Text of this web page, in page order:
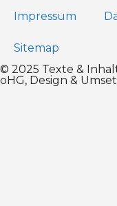
Impressum
Sitemap
© 2025 Texte &
oHG, Design &